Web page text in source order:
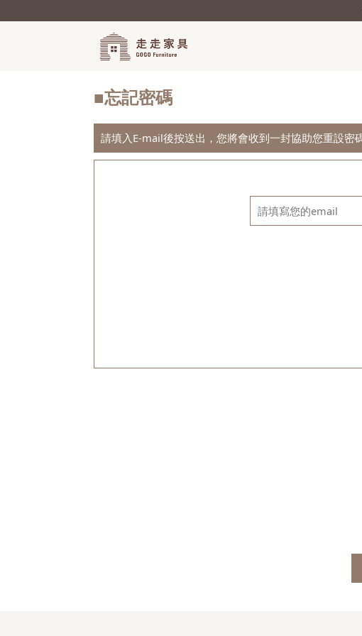
■忘記密碼
請填入E-mail後按送出，您將會收到一封協助您重設密